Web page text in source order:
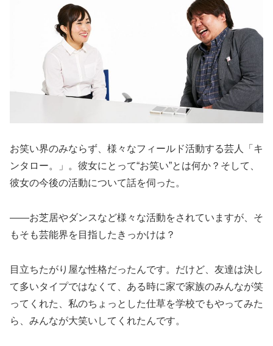
お笑い界のみならず、様々なフィールド活動する芸人「キ
ンタロー。」。彼女にとって“お笑い”とは何か？そして、
彼女の今後の活動について話を伺った。
――お芝居やダンスなど様々な活動をされていますが、そ
もそも芸能界を目指したきっかけは？
目立ちたがり屋な性格だったんです。だけど、友達は決し
て多いタイプではなくて、ある時に家で家族のみんなが笑
ってくれた、私のちょっとした仕草を学校でもやってみた
ら、みんなが大笑いしてくれたんです。